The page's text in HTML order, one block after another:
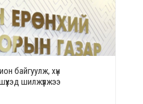
байгуулж, хүн
шилжүүлжээ